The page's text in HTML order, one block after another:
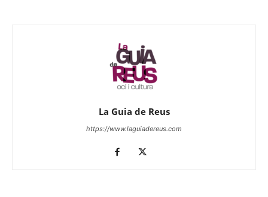
La Guia de Reus
https://www.laguiadereus.com